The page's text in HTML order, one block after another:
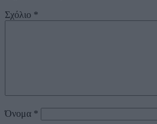
Σχόλιο *
Όνομα *